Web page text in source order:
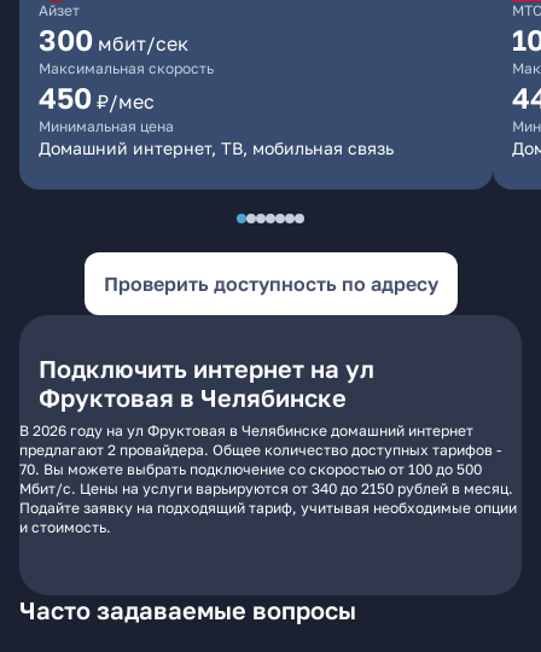
Айзет
300 мбит/сек
Максимальная скорость
450 ₽/мес
Минимальная цена
Домашний интернет, ТВ, мобильная связь
МТС
Проверить доступность по адресу
Подключить интернет на ул
Фруктовая в Челябинске
В 2026 году на ул Фруктовая в Челябинске домашний интернет
предлагают 2 провайдера. Общее количество доступных тарифов -
70. Вы можете выбрать подключение со скоростью от 100 до 500
Мбит/с. Цены на услуги варьируются от 340 до 2150 рублей в месяц.
Подайте заявку на подходящий тариф, учитывая необходимые опции
и стоимость.
Часто задаваемые вопросы